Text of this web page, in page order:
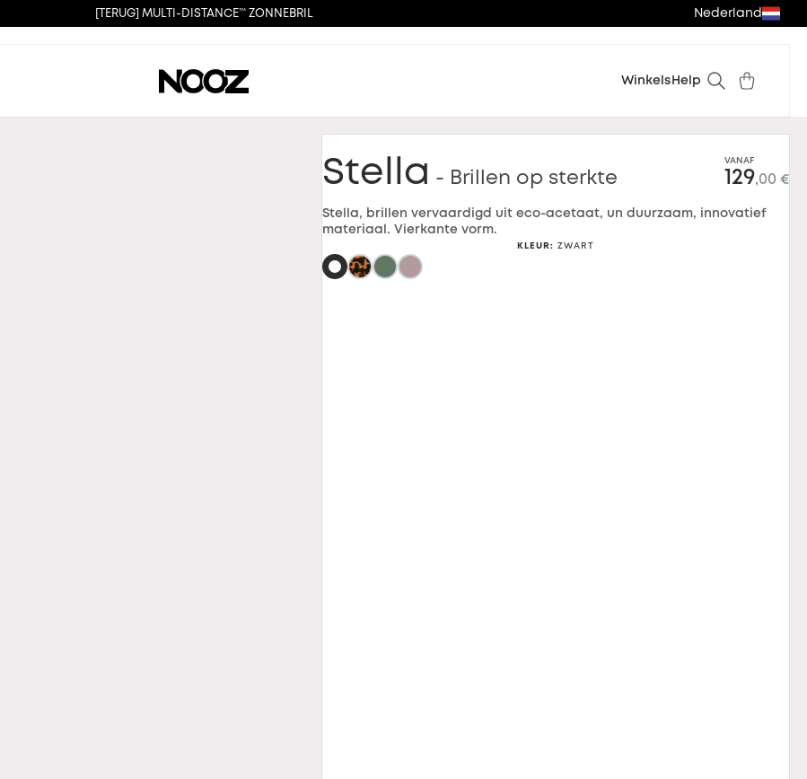
[TERUG] MULTI-DISTANCE™ ZONNEBRIL Nederland
Winkels Help
Stella - Brillen op sterkte
VANAF
129,00 €
Stella, brillen vervaardigd uit eco-acetaat, un duurzaam, innovatief
materiaal. Vierkante vorm.
KLEUR : ZWART